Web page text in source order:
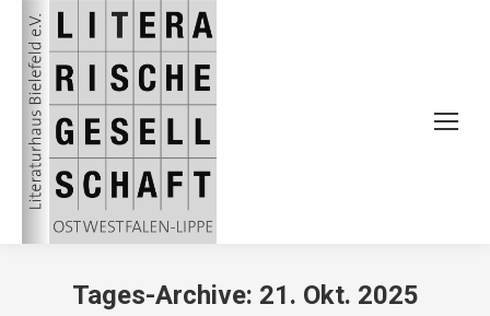
Tages-Archive: 21. Okt. 2025